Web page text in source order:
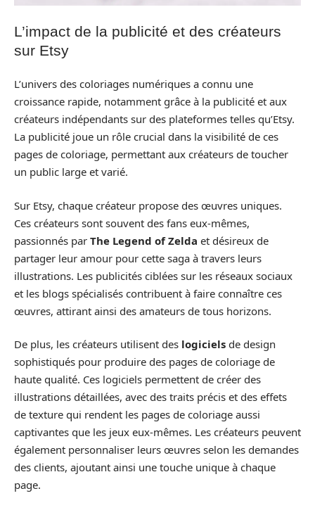
L’impact de la publicité et des créateurs
sur Etsy
L’univers des coloriages numériques a connu une
croissance rapide, notamment grâce à la publicité et aux
créateurs indépendants sur des plateformes telles qu’Etsy.
La publicité joue un rôle crucial dans la visibilité de ces
pages de coloriage, permettant aux créateurs de toucher
un public large et varié.
Sur Etsy, chaque créateur propose des œuvres uniques.
Ces créateurs sont souvent des fans eux-mêmes,
passionnés par The Legend of Zelda et désireux de
partager leur amour pour cette saga à travers leurs
illustrations. Les publicités ciblées sur les réseaux sociaux
et les blogs spécialisés contribuent à faire connaître ces
œuvres, attirant ainsi des amateurs de tous horizons.
De plus, les créateurs utilisent des logiciels de design
sophistiqués pour produire des pages de coloriage de
haute qualité. Ces logiciels permettent de créer des
illustrations détaillées, avec des traits précis et des effets
de texture qui rendent les pages de coloriage aussi
captivantes que les jeux eux-mêmes. Les créateurs peuvent
également personnaliser leurs œuvres selon les demandes
des clients, ajoutant ainsi une touche unique à chaque
page.